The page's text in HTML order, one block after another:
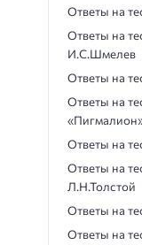
Ответы на
Ответы на
И.С.Шмелев
Ответы на
Ответы на
Ответы на
Ответы на
Л.Н.Толстой
Ответы на
Ответы на